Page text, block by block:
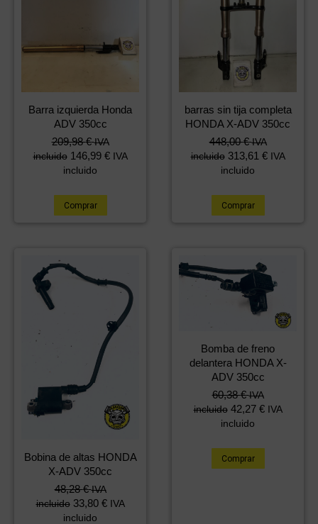
Barra izquierda Honda
ADV 350cc
209,98€ IVA
incluido 146,99 € IVA
incluido
Comprar
barras sin tija completa
HONDA X-ADV 350cc
448,00€ IVA
incluido 313,61 € IVA
incluido
Comprar
Bobina de altas HONDA
X-ADV 350cc
48,28€ IVA
incluido 33,80 € IVA
incluido
Bomba de freno
delantera HONDA X-
ADV 350cc
60,38€ IVA
incluido 42,27 € IVA
incluido
Comprar